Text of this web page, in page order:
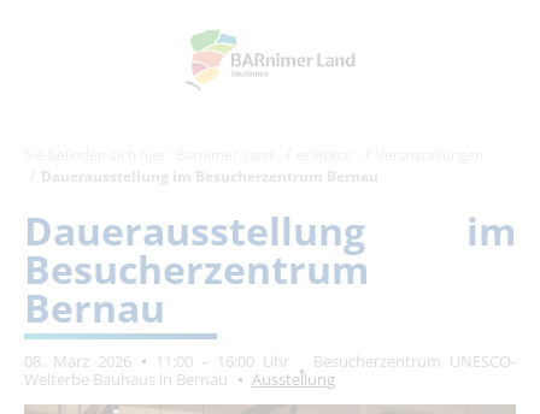
Dauerausstellung im Besucherzentrum Bernau
Dauerausstellung im
Besucherzentrum
Bernau
08. März 2026 11:00 – 16:00 Uhr
Besucherzentrum UNESCO-
Welterbe Bauhaus in Bernau
Ausstellung